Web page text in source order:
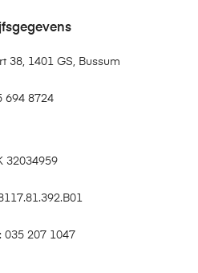
38, 1401 GS, Bussum
694 8724
32034959
035 207 1047